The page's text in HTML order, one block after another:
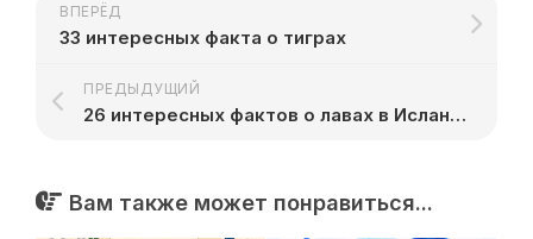
ВПЕРЁД
33 интересных факта о тиграх
ПРЕДЫДУЩИЙ
26 интересных фактов о лавах в Исландии
Вам также может понравиться...